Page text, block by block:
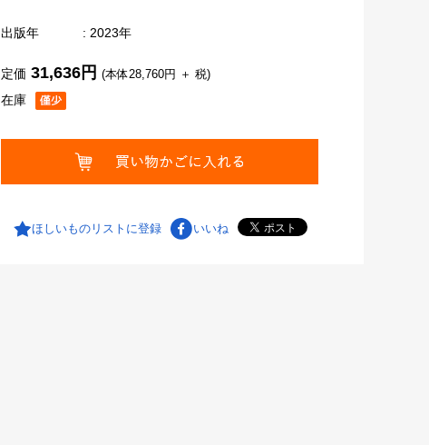
出版年 : 2023年
在庫
定価 31,636円 (本体28,760円 ＋ 税)
ほしいものリストに登録 いいね